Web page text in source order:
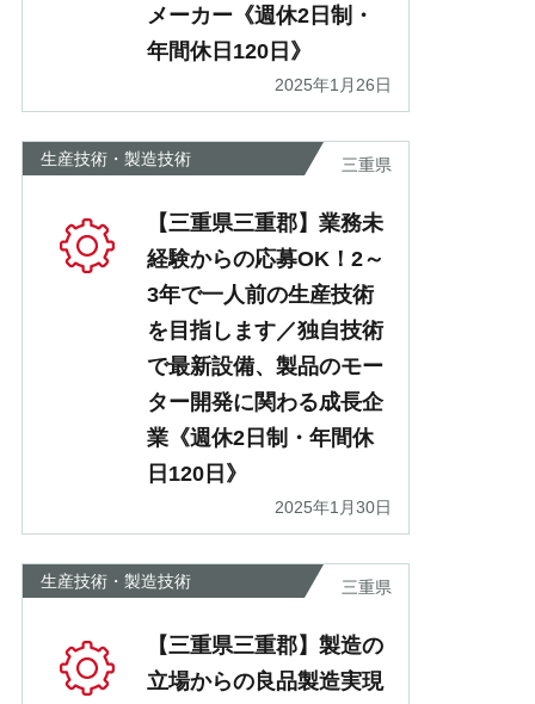
メーカー《週休2日制・
年間休日120日》
2025年1月26日
生産技術・製造技術 三重県
【三重県三重郡】業務未
経験からの応募OK！2～
3年で一人前の生産技術
を目指します／独自技術
で最新設備、製品のモー
ター開発に関わる成長企
業《週休2日制・年間休
日120日》
2025年1月30日
生産技術・製造技術 三重県
【三重県三重郡】製造の
立場からの良品製造実現